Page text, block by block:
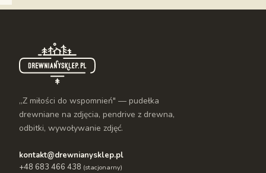
„Z miłości do wspomnień" — pudełka
drewniane na zdjęcia, pendrive z drewna,
odbitki, wywoływanie zdjęć.
kontakt@drewnianysklep.pl
+48 683 466 438 (stacjonarny)